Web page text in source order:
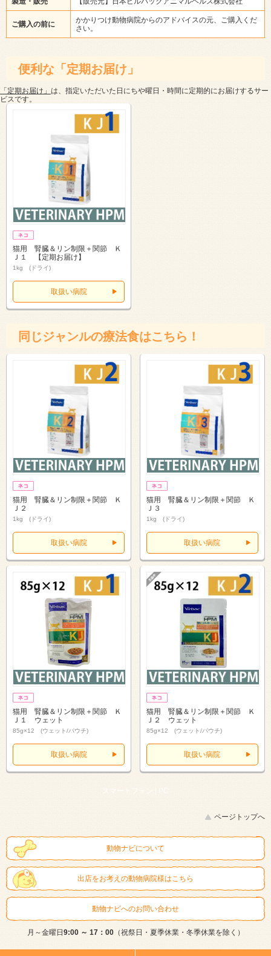
ご購入の前に
かかりつけ動物病院からのアドバイスの元、ご購入くだ
さい。
便利な「定期お届け」
「定期お届け」 は、指定いただいた日にちや曜日・時間に定期的にお届けするサー
ビスです。
猫用 腎臓＆リン制限＋関節 Ｋ
Ｊ１ 【定期お届け】
1kg (ドライ)
取扱い病院
同じジャンルの療法食はこちら！
猫用 腎臓＆リン制限＋関節 Ｋ
Ｊ２
1kg (ドライ)
取扱い病院
猫用 腎臓＆リン制限＋関節 Ｋ
Ｊ３
1kg (ドライ)
取扱い病院
猫用 腎臓＆リン制限＋関節 Ｋ
Ｊ１ ウェット
85g×12 (ウェット/パウチ)
取扱い病院
猫用 腎臓＆リン制限＋関節 Ｋ
Ｊ２ ウェット
85g×12 (ウェット/パウチ)
取扱い病院
スマートフォン | PC
ページトップへ
動物ナビについて
出店をお考えの動物病院様はこちら
動物ナビへのお問い合わせ
月～金曜日9:00 ～ 17：00（祝祭日・夏季休業・冬季休業を除く）